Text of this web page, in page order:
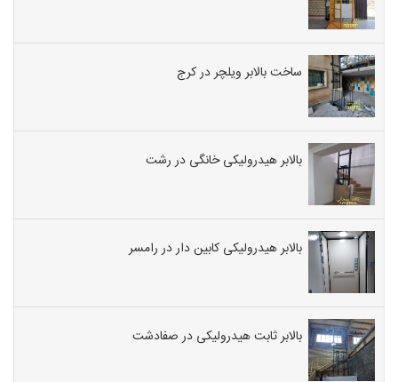
ساخت بالابر ویلچر در کرج
بالابر هیدرولیکی خانگی در رشت
بالابر هیدرولیکی کابین دار در رامسر
بالابر ثابت هیدرولیکی در صفادشت